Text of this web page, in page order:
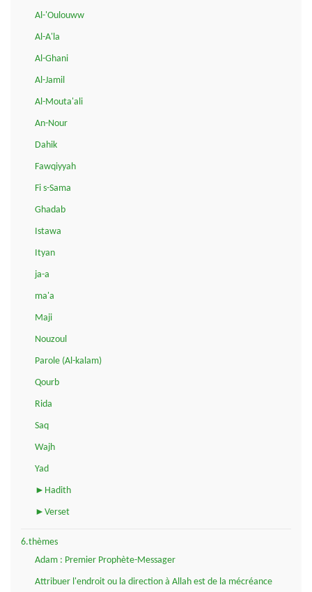
Al-'Oulouww
Al-A'la
Al-Ghani
Al-Jamil
Al-Mouta'ali
An-Nour
Dahik
Fawqiyyah
Fi s-Sama
Ghadab
Istawa
Ityan
ja-a
ma'a
Maji
Nouzoul
Parole (Al-kalam)
Qourb
Rida
Saq
Wajh
Yad
►Hadith
►Verset
6.thèmes
Adam : Premier Prophète-Messager
Attribuer l'endroit ou la direction à Allah est de la mécréance